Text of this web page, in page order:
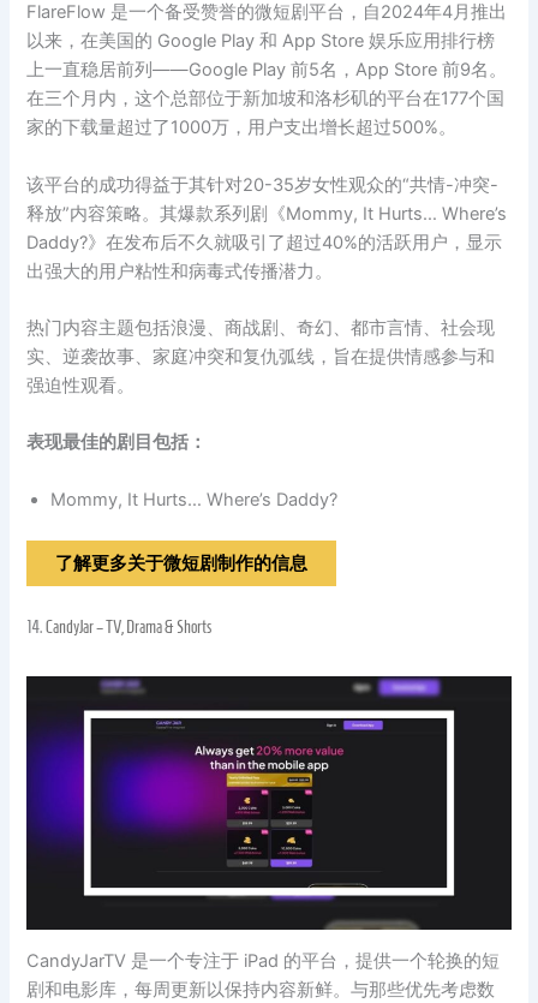
FlareFlow 是一个备受赞誉的微短剧平台，自2024年4月推出
以来，在美国的 Google Play 和 App Store 娱乐应用排行榜
上一直稳居前列——Google Play 前5名，App Store 前9名。
在三个月内，这个总部位于新加坡和洛杉矶的平台在177个国
家的下载量超过了1000万，用户支出增长超过500%。
该平台的成功得益于其针对20-35岁女性观众的“共情-冲突-
释放”内容策略。其爆款系列剧《Mommy, It Hurts… Where’s
Daddy?》在发布后不久就吸引了超过40%的活跃用户，显示
出强大的用户粘性和病毒式传播潜力。
热门内容主题包括浪漫、商战剧、奇幻、都市言情、社会现
实、逆袭故事、家庭冲突和复仇弧线，旨在提供情感参与和
强迫性观看。
表现最佳的剧目包括：
Mommy, It Hurts… Where’s Daddy?
了解更多关于微短剧制作的信息
14.CandyJar – TV, Drama & Shorts
CandyJarTV 是一个专注于 iPad 的平台，提供一个轮换的短
剧和电影库，每周更新以保持内容新鲜。与那些优先考虑数